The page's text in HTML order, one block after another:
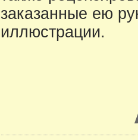
заказанные ею
иллюстрации.